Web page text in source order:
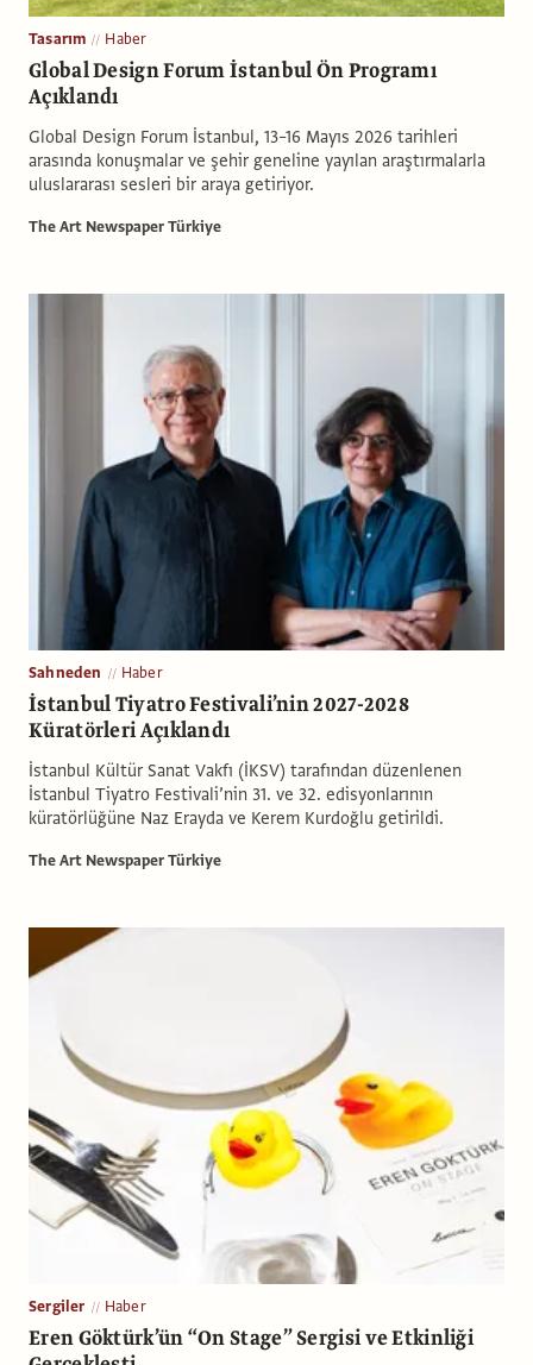
Tasarım Haber
Global Design Forum İstanbul Ön Programı
Açıklandı
Global Design Forum İstanbul, 13–16 Mayıs 2026 tarihleri
arasında konuşmalar ve şehir geneline yayılan araştırmalarla
uluslararası sesleri bir araya getiriyor.
The Art Newspaper Türkiye
Sahneden Haber
İstanbul Tiyatro Festivali’nin 2027-2028
Küratörleri Açıklandı
İstanbul Kültür Sanat Vakfı (İKSV) tarafından düzenlenen
İstanbul Tiyatro Festivali’nin 31. ve 32. edisyonlarının
küratörlüğüne Naz Erayda ve Kerem Kurdoğlu getirildi.
The Art Newspaper Türkiye
Sergiler Haber
Eren Göktürk’ün “On Stage” Sergisi ve Etkinliği